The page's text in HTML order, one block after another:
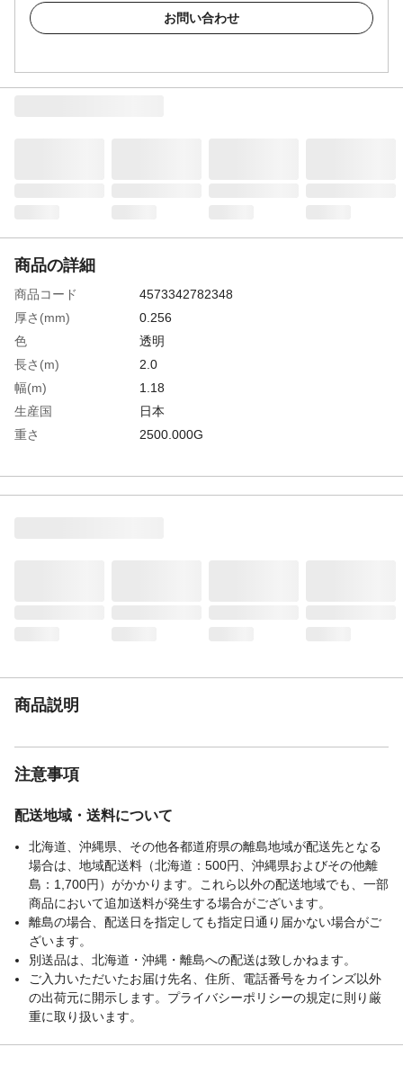
お問い合わせ
商品の詳細
商品コード
4573342782348
厚さ(mm)
0.256
色
透明
長さ(m)
2.0
幅(m)
1.18
生産国
日本
重さ
2500.000G
商品説明
注意事項
配送地域・送料について
北海道、沖縄県、その他各都道府県の離島地域が配送先となる
場合は、地域配送料（北海道：500円、沖縄県およびその他離
島：1,700円）がかかります。これら以外の配送地域でも、一部
商品において追加送料が発生する場合がございます。
離島の場合、配送日を指定しても指定日通り届かない場合がご
ざいます。
別送品は、北海道・沖縄・離島への配送は致しかねます。
ご入力いただいたお届け先名、住所、電話番号をカインズ以外
の出荷元に開示します。プライバシーポリシーの規定に則り厳
重に取り扱います。